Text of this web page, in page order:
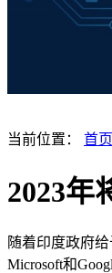
当前位置： 首页
2023年
随着印度政府
Microsoft和